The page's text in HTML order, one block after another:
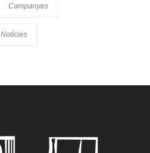
Campanyes
Notícies